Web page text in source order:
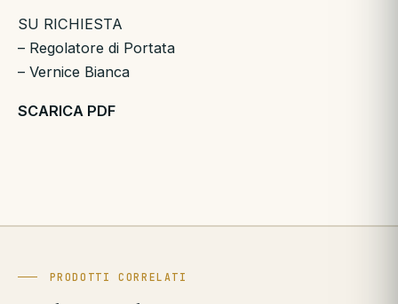
SU RICHIESTA
– Regolatore di Portata
– Vernice Bianca
SCARICA PDF
PRODOTTI CORRELATI